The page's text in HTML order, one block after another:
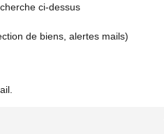
ci-dessus
de biens, alertes mails)